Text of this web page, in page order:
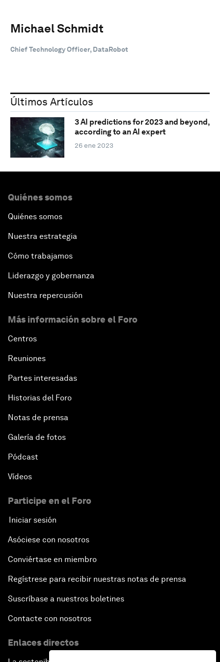
Michael Schmidt
Chief Technology Officer, DataRobot
Últimos Artículos
3 AI predictions for 2023 and beyond,
according to an AI expert
26 ene 2023
Quiénes somos
Quiénes somos
Nuestra estrategia
Cómo trabajamos
Liderazgo y gobernanza
Nuestra repercusión
Más información sobre el Foro
Centros
Reuniones
Partes interesadas
Historias del Foro
Notas de prensa
Galería de fotos
Pódcast
Vídeos
Participe en el Foro
Iniciar sesión
Asóciese con nosotros
Conviértase en miembro
Regístrese para recibir nuestras notas de prensa
Suscríbase a nuestros boletines
Contacte con nosotros
Enlaces directos